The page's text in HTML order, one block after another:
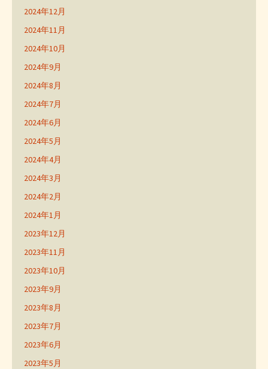
2024年12月
2024年11月
2024年10月
2024年9月
2024年8月
2024年7月
2024年6月
2024年5月
2024年4月
2024年3月
2024年2月
2024年1月
2023年12月
2023年11月
2023年10月
2023年9月
2023年8月
2023年7月
2023年6月
2023年5月